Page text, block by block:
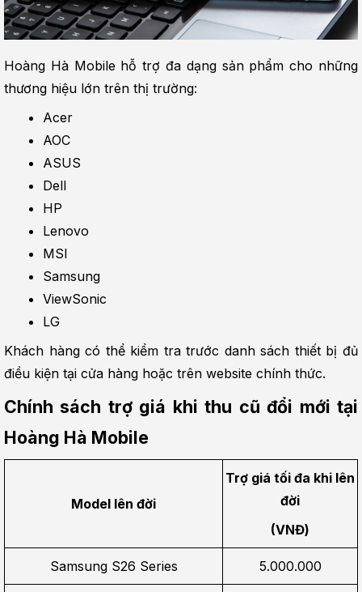
Hoàng Hà Mobile hỗ trợ đa dạng sản phẩm cho những
thương hiệu lớn trên thị trường:
Acer
AOC
ASUS
Dell
HP
Lenovo
MSI
Samsung
ViewSonic
LG
Khách hàng có thể kiểm tra trước danh sách thiết bị đủ
điều kiện tại cửa hàng hoặc trên website chính thức.
Chính sách trợ giá khi thu cũ đổi mới tại
Hoàng Hà Mobile
Model lên đời
Trợ giá tối đa khi lên
đời
(VNĐ)
Samsung S26 Series 5.000.000